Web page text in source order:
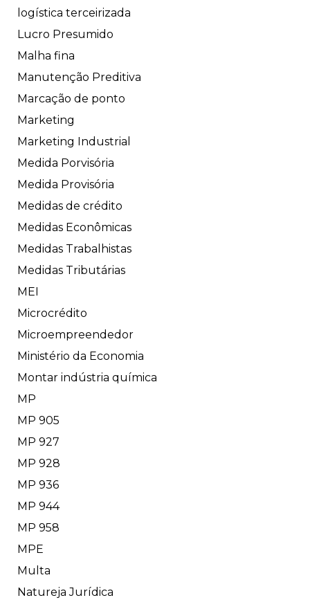
logística terceirizada
Lucro Presumido
Malha fina
Manutenção Preditiva
Marcação de ponto
Marketing
Marketing Industrial
Medida Porvisória
Medida Provisória
Medidas de crédito
Medidas Econômicas
Medidas Trabalhistas
Medidas Tributárias
MEI
Microcrédito
Microempreendedor
Ministério da Economia
Montar indústria química
MP
MP 905
MP 927
MP 928
MP 936
MP 944
MP 958
MPE
Multa
Natureja Jurídica